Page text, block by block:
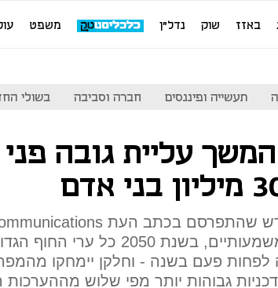
באזז שוק נדל"ן משפט
תעשייה ופיננסים חברה וסביבה בשולי
עליית גובה
ללא צעדים משמעותיים, בשנת 2050 כל ערי
פעם בשנה - וחלקן יימחקו
גבוהות יותר מפי שלוש מההערכות